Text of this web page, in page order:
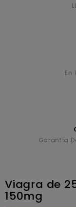
En
Garantía
Viagra de
150mg